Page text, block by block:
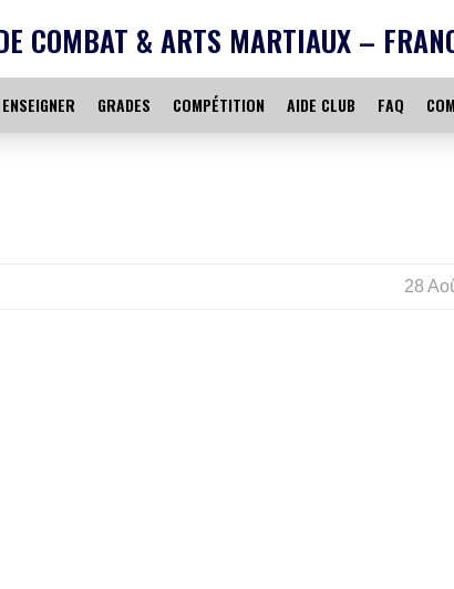
COMBAT & ARTS MARTIAUX –
ENSEIGNER GRADES COMPÉTITION AIDE CLUB FAQ
28